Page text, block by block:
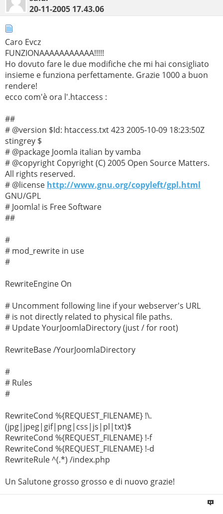
20-11-2005 17.43.06
Caro Evcz
FUNZIONAAAAAAAAAAA!!!!!
Ho dovuto fare le due modifiche che mi hai consigliato
insieme e funziona perfettamente. Grazie 1000 a buon
rendere!
ecco com'è ora l'.htaccess :
##
# @version $Id: htaccess.txt 423 2005-10-09 18:23:50Z
stingrey $
# @package Joomla italian by vamba
# @copyright Copyright (C) 2005 Open Source Matters.
All rights reserved.
# @license http://www.gnu.org/copyleft/gpl.html
GNU/GPL
# Joomla! is Free Software
##
#
# mod_rewrite in use
#
RewriteEngine On
# Uncomment following line if your webserver's URL
# is not directly related to physical file paths.
# Update YourJoomlaDirectory (just / for root)
RewriteBase /YourJoomlaDirectory
#
# Rules
#
RewriteCond %{REQUEST_FILENAME} !\.
(jpg|jpeg|gif|png|css|js|pl|txt)$
RewriteCond %{REQUEST_FILENAME} !-f
RewriteCond %{REQUEST_FILENAME} !-d
RewriteRule ^(.*) /index.php
Un Salutone grosso grosso e di nuovo grazie!